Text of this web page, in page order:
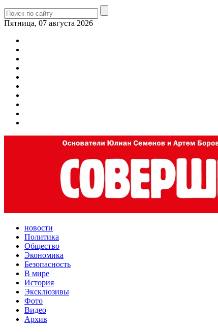
Пятница, 07 августа 2026
новости
Политика
Общество
Экономика
Безопасность
В мире
История
Эксклюзивы
Фото
Видео
Архив